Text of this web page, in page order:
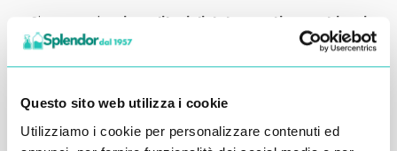
Questo sito web utilizza i cookie
Utilizziamo i cookie per personalizzare contenuti ed
Siamo anche
rivenditori di detergenti, macchinari
ed attrezzature:
tutto ciò che potrebbe servirvi,
potete trovarlo in vendita presso la nostra sede.
Contattateci qui per preventivi o anche solo per
richiedere qualche informazione.
Ci vediamo al prossimo articolo.